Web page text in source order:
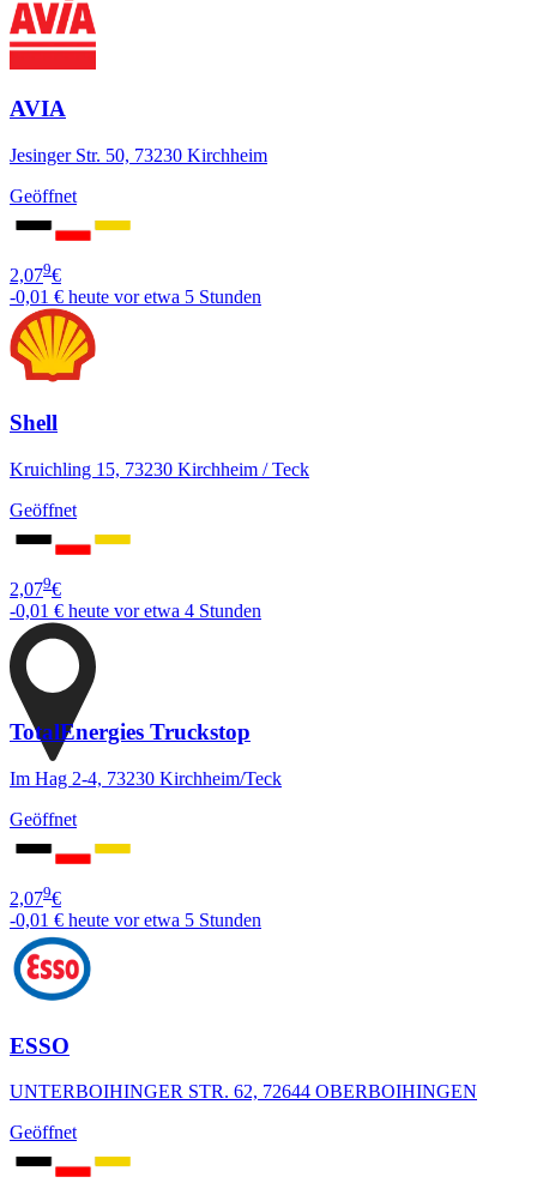
AVIA
Jesinger Str. 50, 73230 Kirchheim
Geöffnet
2,079€
-0,01 € heute vor etwa 5 Stunden
Shell
Kruichling 15, 73230 Kirchheim / Teck
Geöffnet
2,079€
-0,01 € heute vor etwa 4 Stunden
TotalEnergies Truckstop
Im Hag 2-4, 73230 Kirchheim/Teck
Geöffnet
2,079€
-0,01 € heute vor etwa 5 Stunden
ESSO
UNTERBOIHINGER STR. 62, 72644 OBERBOIHINGEN
Geöffnet